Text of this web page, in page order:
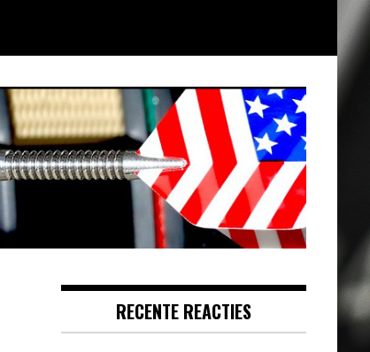
RECENTE REACTIES